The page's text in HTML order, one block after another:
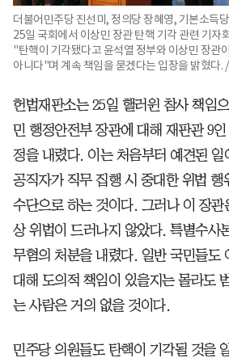
더불어민주당 진선미, 정의당 장혜영, 기본소득
25일 국회에서 이상민 장관 탄핵 기각 관련 기자
"탄핵이 기각됐다고 윤석열 정부와 이상민 장관
아니다"며 계속 책임을 묻겠다는 입장을 밝혔다.
헌법재판소는 25일 핼러윈 참사 책임
민 행정안전부 장관에 대해 재판관 9
정을 내렸다. 이는 처음부터 예견된 일
공직자가 직무 집행 시 중대한 위법 행
수단으로 하는 것이다. 그러나 이 장관
상 위법이 드러나지 않았다. 특별수사
무혐의 처분을 내렸다. 일반 국민들도
대해 도의적 책임이 있을지는 몰라도
는 사람은 거의 없을 것이다.
민주당 의원들도 탄핵이 기각될 것을